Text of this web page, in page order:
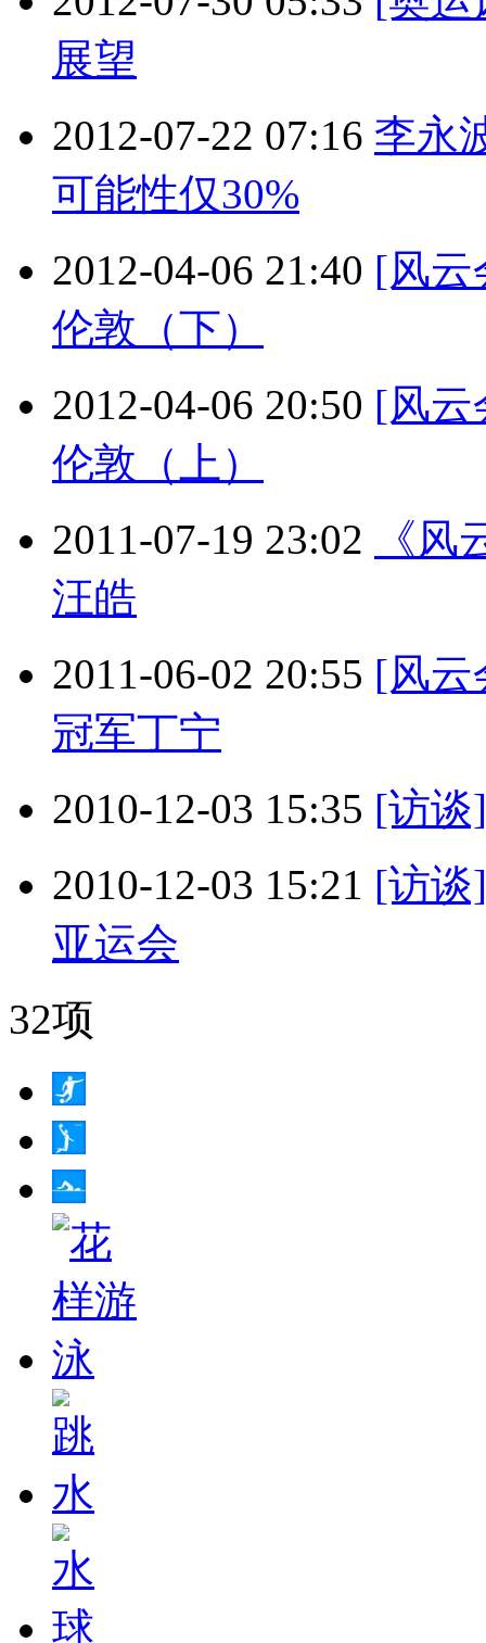
展望
2012-07-22 07:16 李永
可能性仅30%
2012-04-06 21:40 [风云
伦敦（下）
2012-04-06 20:50 [风云
伦敦（上）
2011-07-19 23:02
《
汪皓
2011-06-02 20:55 [风云
冠军丁宁
2010-12-03 15:35 [访谈
2010-12-03 15:21 [访谈
亚运会
32项